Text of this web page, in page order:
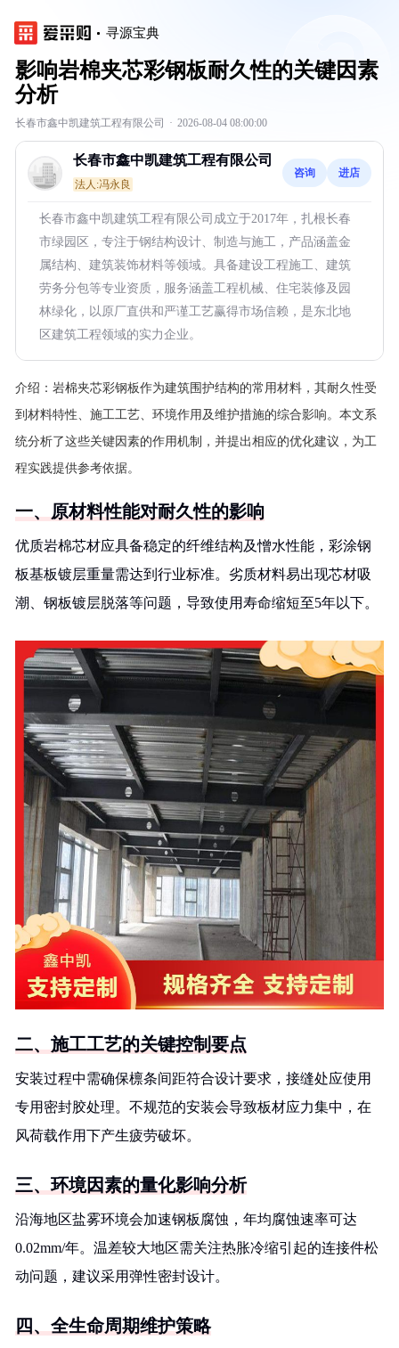
寻源宝典
影响岩棉夹芯彩钢板耐久性的关键因素
分析
长春市鑫中凯建筑工程有限公司 · 2026-08-04 08:00:00
长春市鑫中凯建筑工程有限公司
法人:冯永良
咨询 进店
长春市鑫中凯建筑工程有限公司成立于2017年，扎根长春
市绿园区，专注于钢结构设计、制造与施工，产品涵盖金
属结构、建筑装饰材料等领域。具备建设工程施工、建筑
劳务分包等专业资质，服务涵盖工程机械、住宅装修及园
林绿化，以原厂直供和严谨工艺赢得市场信赖，是东北地
区建筑工程领域的实力企业。
介绍： 岩棉夹芯彩钢板作为建筑围护结构的常用材料，其耐久性受
到材料特性、施工工艺、环境作用及维护措施的综合影响。本文系
统分析了这些关键因素的作用机制，并提出相应的优化建议，为工
程实践提供参考依据。
一、原材料性能对耐久性的影响
优质岩棉芯材应具备稳定的纤维结构及憎水性能，彩涂钢
板基板镀层重量需达到行业标准。劣质材料易出现芯材吸
潮、钢板镀层脱落等问题，导致使用寿命缩短至5年以下。
二、施工工艺的关键控制要点
安装过程中需确保檩条间距符合设计要求，接缝处应使用
专用密封胶处理。不规范的安装会导致板材应力集中，在
风荷载作用下产生疲劳破坏。
三、环境因素的量化影响分析
沿海地区盐雾环境会加速钢板腐蚀，年均腐蚀速率可达
0.02mm/年。温差较大地区需关注热胀冷缩引起的连接件松
动问题，建议采用弹性密封设计。
四、全生命周期维护策略